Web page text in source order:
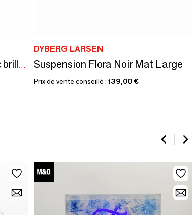
Boule lumineuse ALBA, blanc brillant — Paquet de deux
DYBERG LARSEN
Suspension Flora Noir Mat Large
Prix de vente conseillé : 139,00 €